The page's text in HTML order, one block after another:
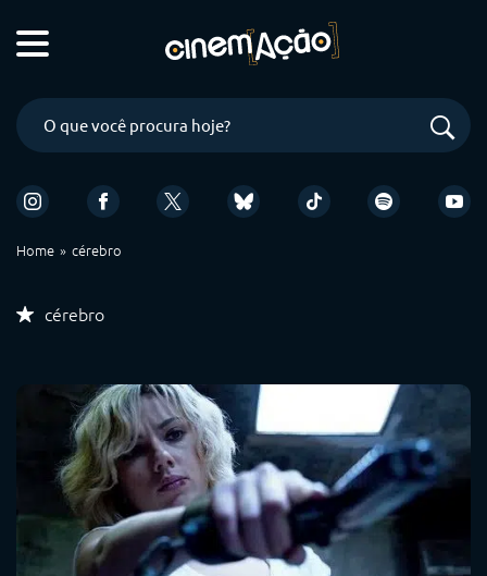
Home cérebro
cérebro